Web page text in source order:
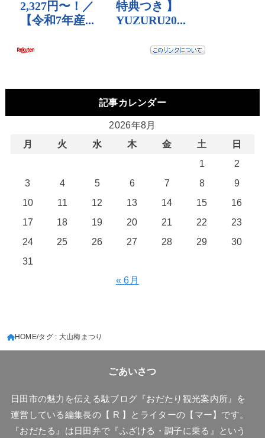
記事カレンダー
2026年8月
月
火 水 木 金 土
日
1
2
3
4 5 6 7 8
9
10
11 12 13 14 15
16
17
18 19 20 21 22
23
24
25 26 27 28 29
30
31
« 6月
HOME タグ : 大山梅まつり
ごあいさつ
日田市の魅力を伝える駄ブログ『おだたり観光案内所』を
運営している編集長の【 R 】とライターの【マー】です。
『おだたる』は日田弁で『ふざける・調子に乗る』という